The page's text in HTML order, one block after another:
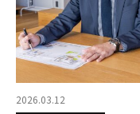
2026.03.12